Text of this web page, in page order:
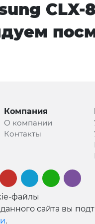
CLX-
Компания
О компании
Контакты
файлы
сайта вы
.